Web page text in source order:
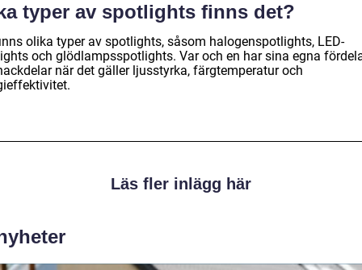
typer av spotlights finns det?
olika typer av spotlights, såsom halogenspotlights, LED-
och glödlampsspotlights. Var och en har sina egna
när det gäller ljusstyrka, färgtemperatur och
Läs fler inlägg här